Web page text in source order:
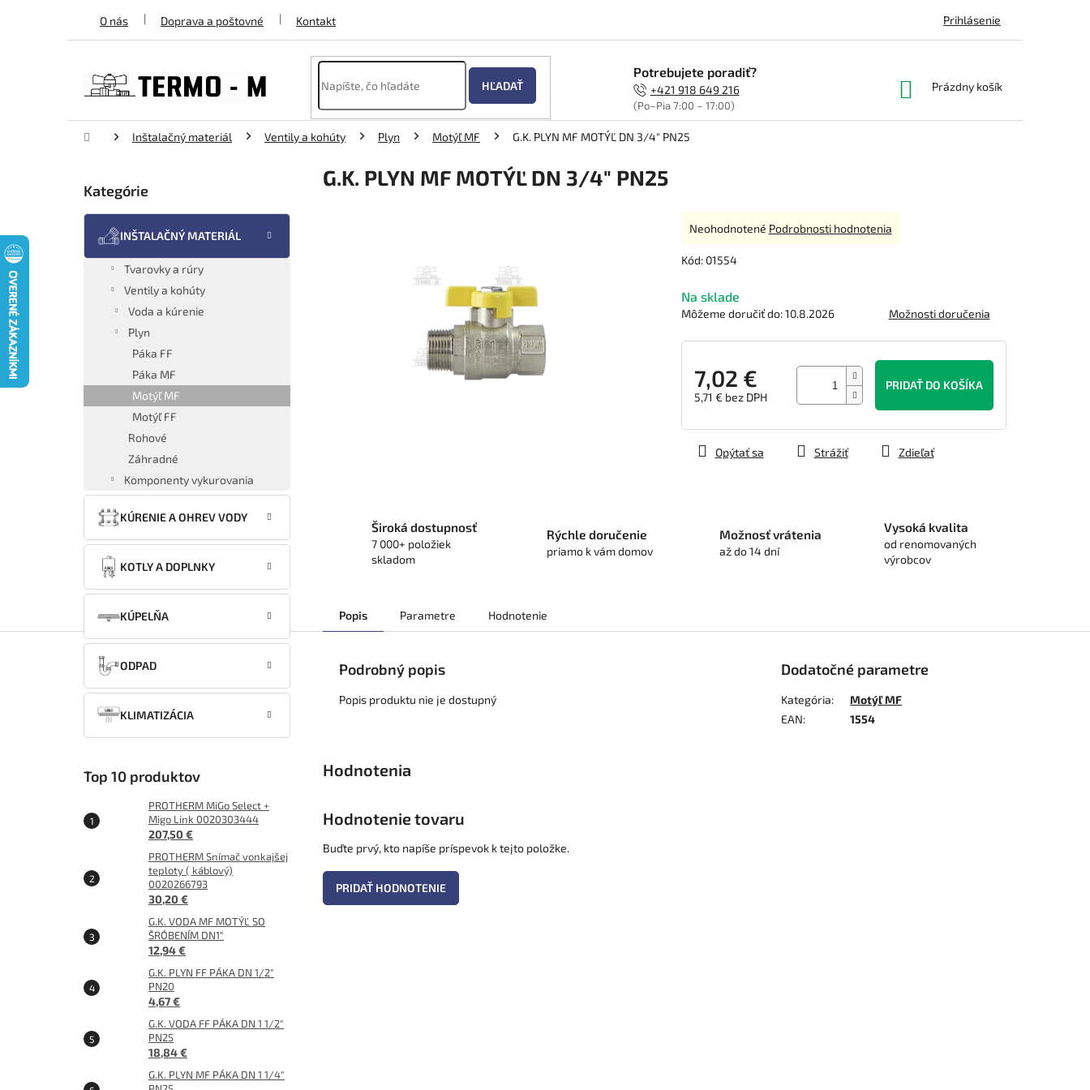
O nás Doprava a poštovné Kontakt Prihlásenie
HĽADAŤ
Potrebujete poradiť?
+421 918 649 216
(Po–Pia 7:00 – 17:00)
NÁKUPNÝ
Prázdny košík
DomovInštalačný materiál Ventily a kohúty Plyn Motýľ MF G.K. PLYN MF MOTÝĽ DN 3/4" PN25
Preskočiť
Kategórie
INŠTALAČNÝ MATERIÁL
Tvarovky a rúry
Ventily a kohúty
Voda a kúrenie
Plyn
Páka FF
Páka MF
Motýľ MF
Motýľ FF
Rohové
Záhradné
Komponenty vykurovania
KÚRENIE A OHREV VODY
KOTLY A DOPLNKY
KÚPELŇA
ODPAD
KLIMATIZÁCIA
Top 10 produktov
PROTHERM MiGo Select +
Migo Link 0020303444
207,50 €
PROTHERM Snímač vonkajšej
teploty ( káblový)
0020266793
30,20 €
G.K. VODA MF MOTÝĽ SO
ŠRÓBENÍM DN1"
12,94 €
G.K. PLYN FF PÁKA DN 1/2"
PN20
4,67 €
G.K. VODA FF PÁKA DN 1 1/2"
PN25
18,84 €
G.K. PLYN MF PÁKA DN 1 1/4"
G.K. PLYN MF MOTÝĽ DN 3/4" PN25
Kód: 01554
Na sklade
Môžeme doručiť do: 10.8.2026 Možnosti doručenia
7,02 €
5,71 € bez DPH
PRIDAŤ DO KOŠÍKA
Opýtať sa Strážiť Zdieľať
Priemerné
produktu
0,0
z
5
Neohodnotené Podrobnosti hodnotenia
Široká dostupnosť
7 000+ položiek
skladom
Rýchle doručenie
priamo k vám domov
Možnosť vrátenia
až do 14 dní
Vysoká kvalita
od renomovaných
výrobcov
Popis Parametre Hodnotenie
Podrobný popis
Popis produktu nie je dostupný
Dodatočné parametre
Kategória:
Motýľ MF
EAN: 1554
Hodnotenie tovaru
Buďte prvý, kto napíše príspevok k tejto položke.
PRIDAŤ HODNOTENIE